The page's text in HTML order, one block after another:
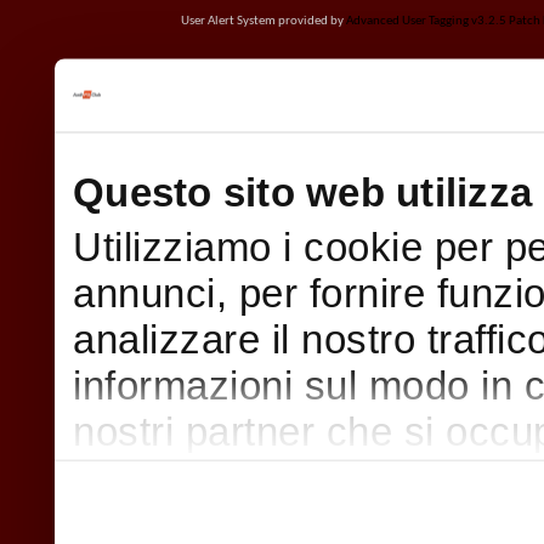
Questo sito web utilizza
Utilizziamo i cookie per
annunci, per fornire
analizzare il nostro
informazioni sul modo in
nostri partner che si
User Alert System provided byAdvanced User Tagging v3.2.5 Patch